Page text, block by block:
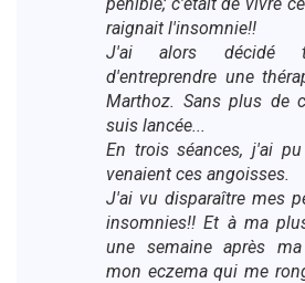
raignait l'insomnie!!
J'ai alors décidé
d'entreprendre une
Marthoz. Sans plus de
suis lancée...
En trois séances, j'ai
venaient ces angoisses.
J'ai vu disparaître mes
insomnies!! Et à ma
une semaine après ma
mon eczema qui me